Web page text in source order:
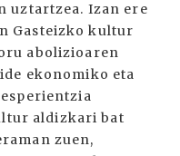
uztartzea. Izan ere
Gasteizko kultur
abolizioaren
ekonomiko eta
aldizkari bat
zuen,